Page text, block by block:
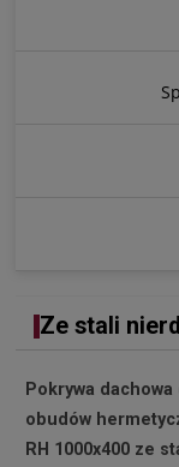
Ze stali
Pokrywa dachowa
obudów
RH 1000x400 ze